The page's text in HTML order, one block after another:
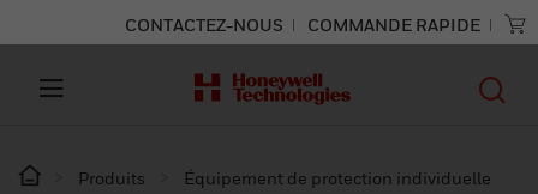
CONTACTEZ-NOUS COMMANDE RAPIDE
Produits
Équipement de protection individuelle